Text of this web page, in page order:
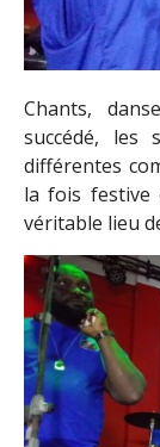
Chants,
succédé, les
différentes
la fois festive
véritable lieu